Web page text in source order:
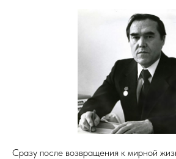
Сразу после возвращения к мирной